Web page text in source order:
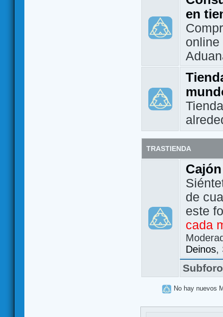
en
TRASTIENDA
de
este
cada
Deinos,
No hay nuevos